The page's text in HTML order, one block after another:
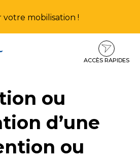
votre mobilisation !
ACCÈS RAPIDES
ou
d’une
ou